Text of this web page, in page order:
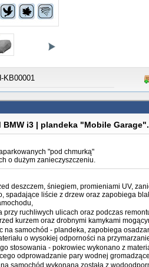
KB00001
i3 | plandeka "Mobile Garage".